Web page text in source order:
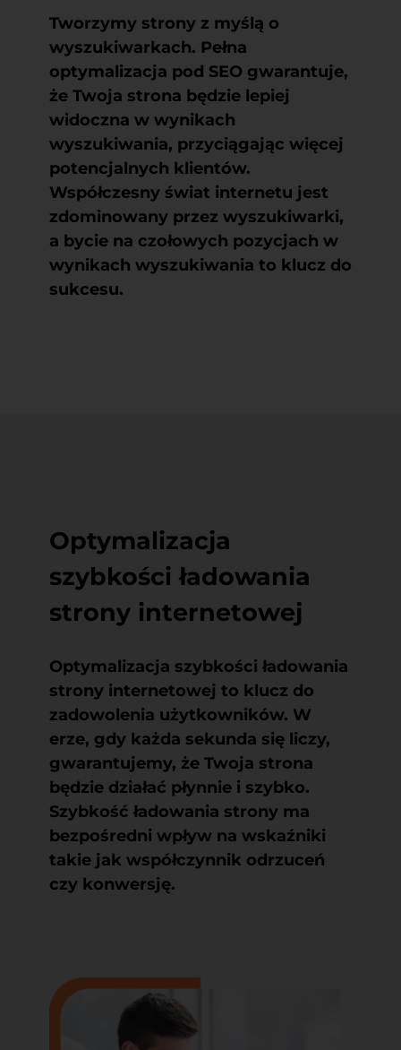
Tworzymy strony z myślą o
wyszukiwarkach. Pełna
optymalizacja pod SEO gwarantuje,
że Twoja strona będzie lepiej
widoczna w wynikach
wyszukiwania, przyciągając więcej
potencjalnych klientów.
Współczesny świat internetu jest
zdominowany przez wyszukiwarki,
a bycie na czołowych pozycjach w
wynikach wyszukiwania to klucz do
sukcesu.
Optymalizacja
szybkości ładowania
strony internetowej
Optymalizacja szybkości ładowania
strony internetowej to klucz do
zadowolenia użytkowników. W
erze, gdy każda sekunda się liczy,
gwarantujemy, że Twoja strona
będzie działać płynnie i szybko.
Szybkość ładowania strony ma
bezpośredni wpływ na wskaźniki
takie jak współczynnik odrzuceń
czy konwersję.